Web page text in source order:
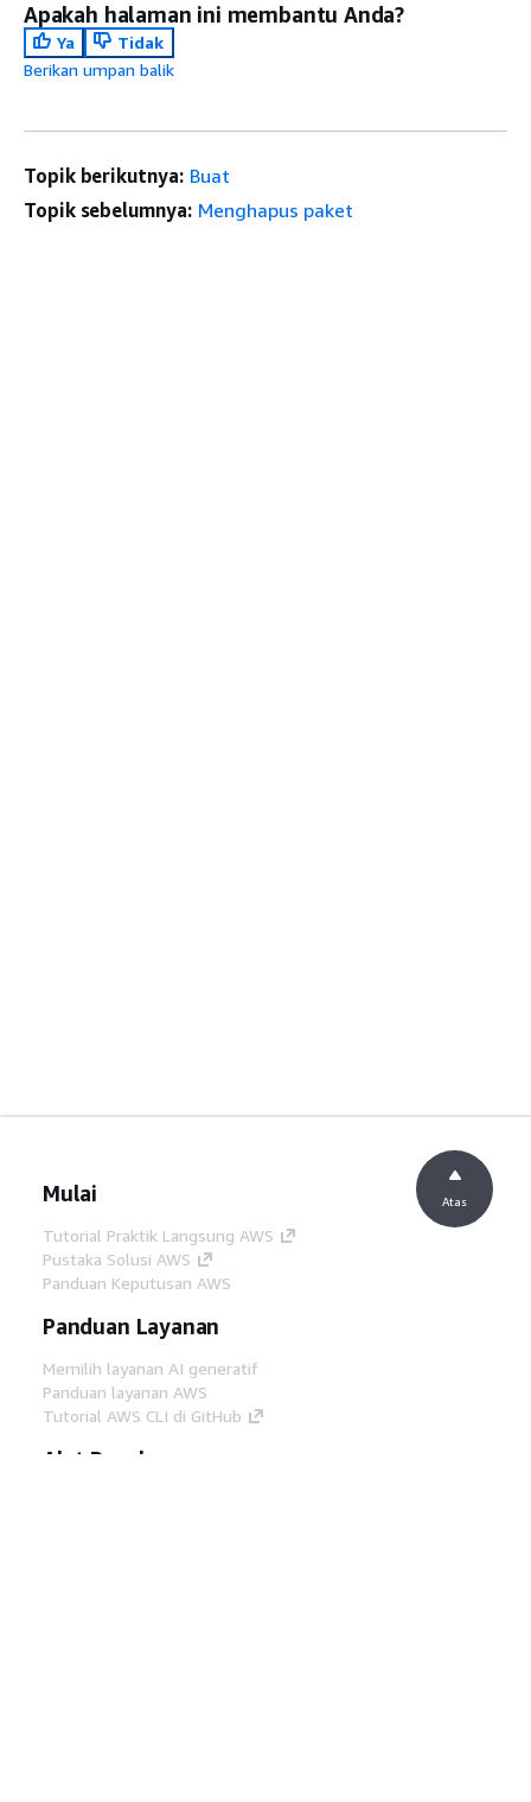
Apakah halaman ini membantu Anda?
Ya
Tidak
Berikan umpan balik
Topik berikutnya: Buat
Topik sebelumnya: Menghapus paket
Mulai
Tutorial Praktik Langsung AWS
Pustaka Solusi AWS
Panduan Keputusan AWS
Panduan Layanan
Memilih layanan AI generatif
Panduan layanan AWS
Tutorial AWS CLI di GitHub
Alat Developer
Atas